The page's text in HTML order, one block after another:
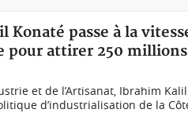
passe à la
pour attirer 250
et de l’Artisanat, Ibrahim
d’industrialisation de la